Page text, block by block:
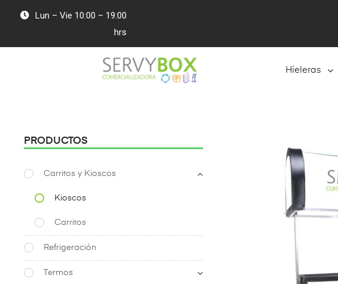
Lun – Vie 10:00 – 19:00
hrs
Hieleras
PRODUCTOS
Carritos y Kioscos
Kioscos
Carritos
Refrigeración
Termos